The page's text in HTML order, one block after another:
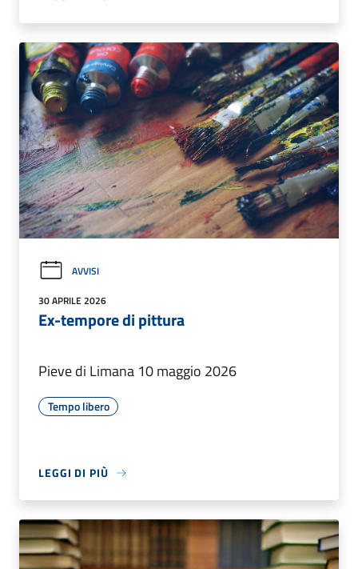
AVVISI
30 APRILE 2026
Ex-tempore di pittura
Pieve di Limana 10 maggio 2026
Tempo libero
LEGGI DI PIÙ